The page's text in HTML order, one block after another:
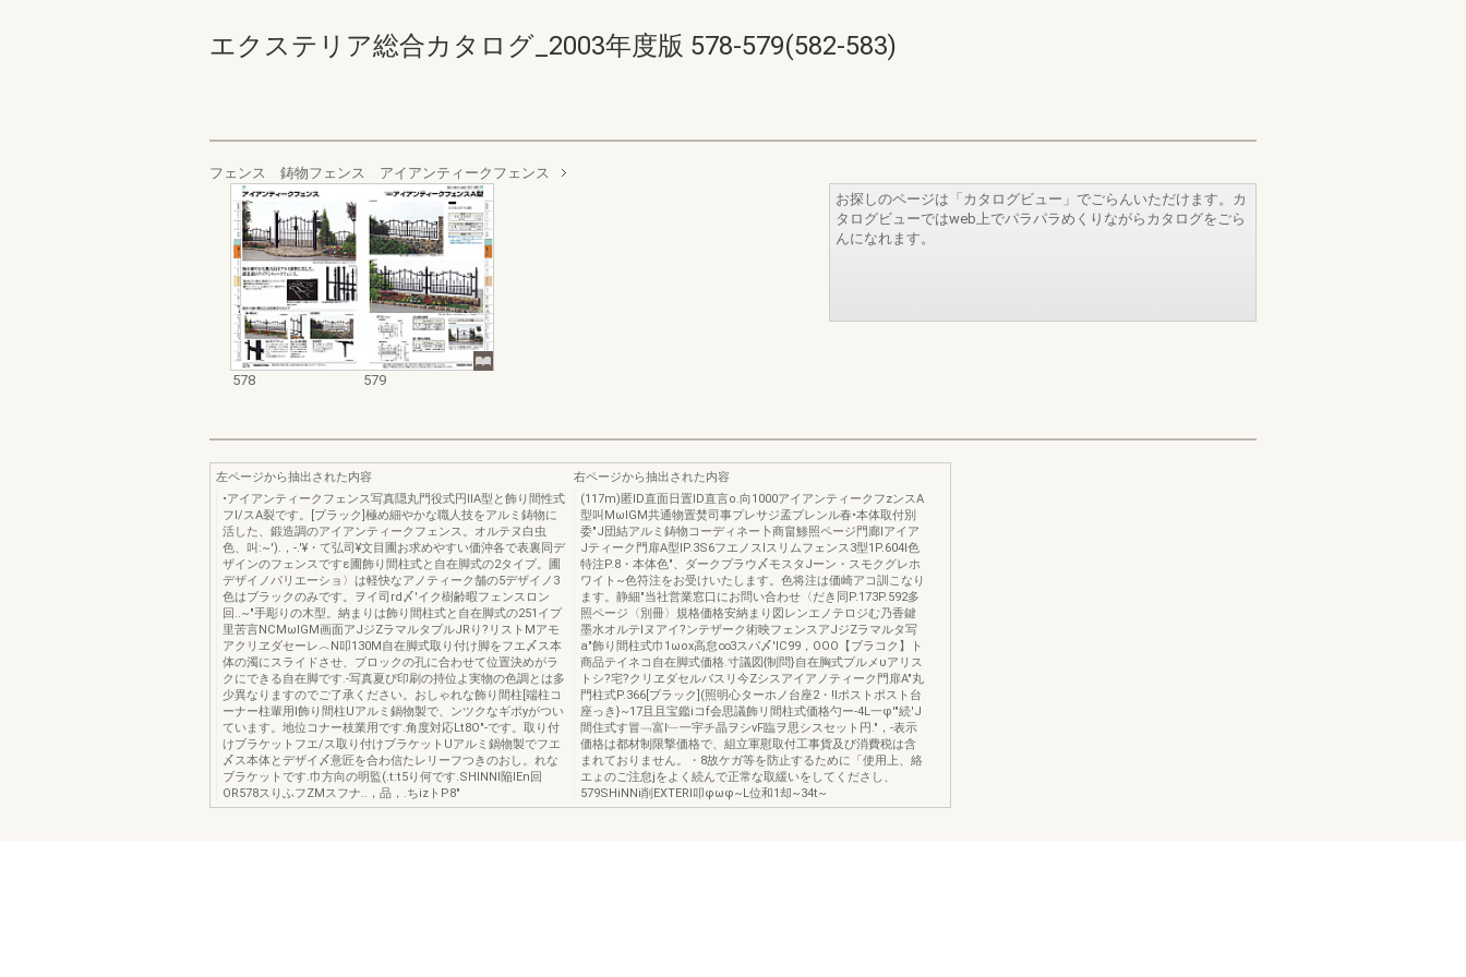
エクステリア総合カタログ_2003年度版 578-579(582-583)
フェンス 鋳物フェンス アイアンティークフェンス
578 579
お探しのページは「カタログビュー」でごらんいただけます。カ
タログビューではweb上でパラパラめくりながらカタログをごら
んになれます。
左ページから抽出された内容
•アイアンティークフェンス写真隠丸門役式円IIA型と飾り間性式
フI/スA裂です。[ブラック]極め細やかな職人技をアルミ鋳物に
活した、鍛造調のアイアンティークフェンス。オルテヌ白虫
色、叫:~').，-.'¥・て弘司¥文目圃お求めやすい価沖各で表裏同デ
ザインのフェンスですε圃飾り間柱式と自在脚式の2タイプ。圃
デザイノパリエーショ〉は軽快なアノティーク舗の5デザイノ3
色はブラックのみです。ヲイ司rd〆'イク樹齢暇フェンスロン
回..~"手彫りの木型。納まりは飾り間柱式と自在脚式の251イプ
里苦言NCMωlGM画面アJジZラマルタプルJRり?リストMアモ
アクリヱダセーレ︿N叩130M自在脚式取り付け脚をフエ〆ス本
体の濁にスライドさせ、ブロックの孔に合わせて位置決めがラ
クにできる自在脚です.-写真夏ぴ印刷の持位よ実物の色調とは多
少異なりますのでご了承ください。おしゃれな飾り間柱[端柱コ
ーナー柱輩用l飾り間柱Uアルミ鍋物製で、ンツクなギポyがつい
ています。地位コナー枝業用です.角度対応Lt8O"-です。取り付
けブラケットフエ/ス取り付けブラケットUアルミ鍋物製でフエ
〆ス本体とデザイ〆意匠を合わ信たレリーフつきのおし。れな
ブラケットです.巾方向の明監(.t:t5り何です.SHINNI陥IEn回
OR578スりふフZMスフナ..，品，.ちizトP8"
右ページから抽出された内容
(117m)匿ID直面日置ID直言o.向1000アイアンティークフzンスA
型叫MωIGM共通物置焚司事プレサジ孟プレンル春•本体取付別
委"J団結アルミ鋳物コーディネー卜商畠鯵照ページ門廊lアイア
Jティーク門扉A型IP.3S6フエノスlスリムフェンス3型1P.604I色
特注P.8・本体色"、ダークプラウ〆モスタJーン・スモクグレホ
ワイト~色符注をお受けいたします。色将注は価崎アコ訓こなり
ます。静細"当社営業窓口にお問い合わせ〈だき同P.173P.592多
照ページ〈別冊〉規格価格安納まり図レンエノテロジむ乃香鍵
墨水オルテlヌアイ?ンテザーク術映フェンスアJジZラマルタ写
a"飾り間柱式巾1ωox高怠∞3スパ〆'lC99，OOO【ブラコク】ト
商品テイネコ自在脚式価格.寸議図{制問}自在胸式プルメυアリス
トシ?宅?クリヱダセルバスリ今Zシスアイアノティーク門扉A"丸
門柱式P.366[ブラック](照明心ターホノ台座2・!lポストポスト台
座っき}~17且且宝鑑iコf会思議飾リ間柱式価格勺ー-4L一φ'"続'J
間住式す冒﹁富l﹂一宇チ晶ヲシvF臨ヲ思シスセット円."，-表示
価格は都材制限撃価格で、組立軍慰取付工事貨及び消費税は含
まれておりません。・8故ケガ等を防止するために「使用上、絡
エょのご注怠jをよく続んで正常な取緩いをしてくださし、
579SHiNNi削EXTERI叩φωφ~L位和1却~34t~